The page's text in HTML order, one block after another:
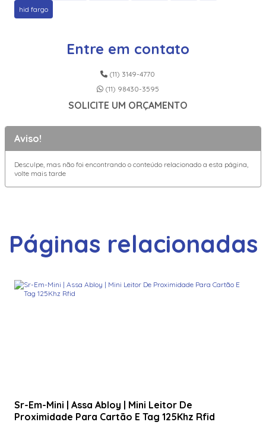
hid fargo
Entre em contato
(11) 3149-4770
(11) 98430-3595
SOLICITE UM ORÇAMENTO
Aviso!
Desculpe, mas não foi encontrando o conteúdo relacionado a esta página,
volte mais tarde
Páginas relacionadas
Sr-Em-Mini | Assa Abloy | Mini Leitor De
Proximidade Para Cartão E Tag 125Khz Rfid